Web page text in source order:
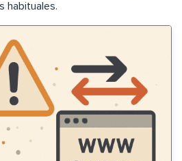
habituales.